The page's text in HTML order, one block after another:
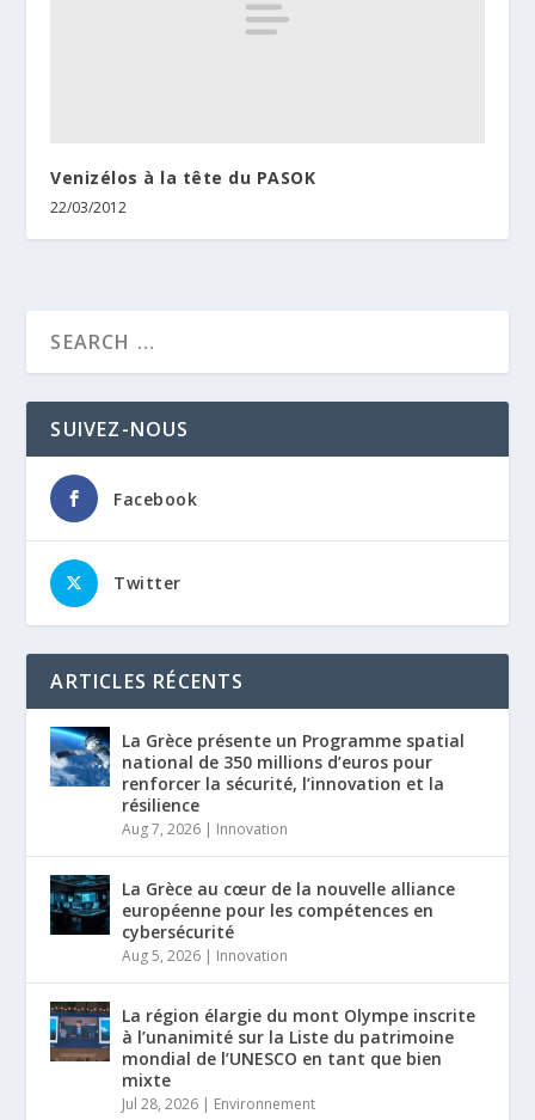
Venizélos à la tête du PASOK
22/03/2012
SUIVEZ-NOUS
Facebook
Twitter
ARTICLES RÉCENTS
La Grèce présente un Programme spatial
national de 350 millions d’euros pour
renforcer la sécurité, l’innovation et la
résilience
Aug 7, 2026 | Innovation
La Grèce au cœur de la nouvelle alliance
européenne pour les compétences en
cybersécurité
Aug 5, 2026 | Innovation
La région élargie du mont Olympe inscrite
à l’unanimité sur la Liste du patrimoine
mondial de l’UNESCO en tant que bien
mixte
Jul 28, 2026 | Environnement